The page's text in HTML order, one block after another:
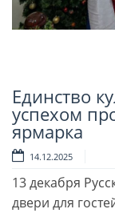
Единство
успехом
ярмарка
14.12.2025
13 декабря
двери для